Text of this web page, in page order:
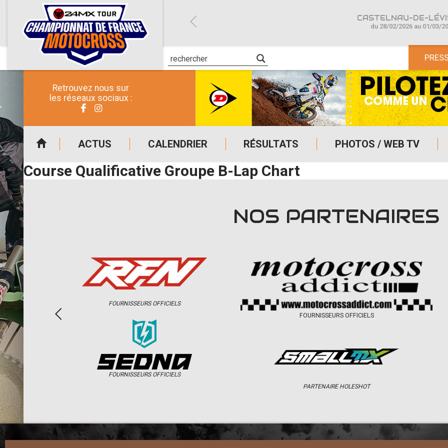
Retrouvez nous sur
les réseaux sociaux :
ACTUS CALENDRIER RÉSULTATS PHOTOS / WEB TV
CASTELNAU-DE-
du 28/02/2026 au 01/03/
Course Qualificative Groupe B-Lap Chart
NOS PARTENAIRES
FOURNISSEURS OFFICIELS
FOURNISSEURS OFFICIELS
FOURNISSEURS OFFICIELS
PARTENAIRE HOLESHOT